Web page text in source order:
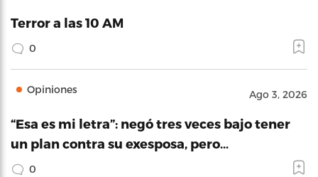
Terror a las 10 AM
0
Opiniones Ago 3, 2026
“Esa es mi letra”: negó tres veces bajo tener
un plan contra su exesposa, pero…
0